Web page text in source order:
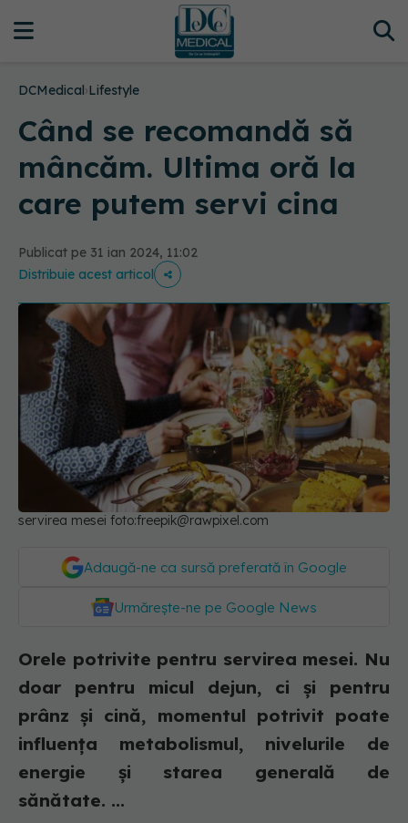
DCMedical›Lifestyle
Când se recomandă să
mâncăm. Ultima oră la
care putem servi cina
Publicat pe 31 ian 2024, 11:02
Distribuie acest articol
servirea mesei foto:freepik@rawpixel.com
Adaugă-ne ca sursă preferată în Google
Urmărește-ne pe Google News
Orele potrivite pentru servirea mesei. Nu
doar pentru micul dejun, ci și pentru
prânz și cină, momentul potrivit poate
influența metabolismul, nivelurile de
energie și starea generală de
sănătate. ...